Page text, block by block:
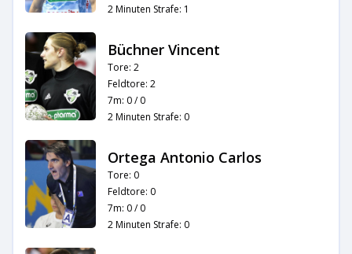
2 Minuten Strafe: 1
Büchner Vincent
Tore: 2
Feldtore: 2
7m: 0 / 0
2 Minuten Strafe: 0
Ortega Antonio Carlos
Tore: 0
Feldtore: 0
7m: 0 / 0
2 Minuten Strafe: 0